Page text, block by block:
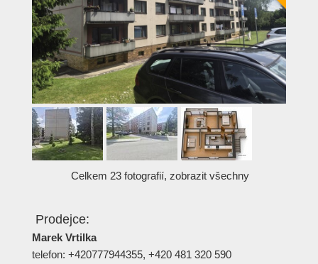
Celkem 23 fotografií, zobrazit všechny
Prodejce:
Marek Vrtilka
telefon: +420777944355, +420 481 320 590